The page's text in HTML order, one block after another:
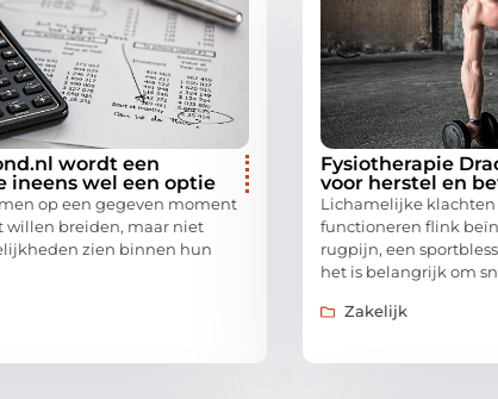
wordt een
ineens wel een optie
op een gegeven moment
willen breiden, maar niet
zien binnen hun
Fysiotherapie
voor herstel en
Lichamelijke
functioneren flink
rugpijn, een
het is belangrijk om
Zakelijk